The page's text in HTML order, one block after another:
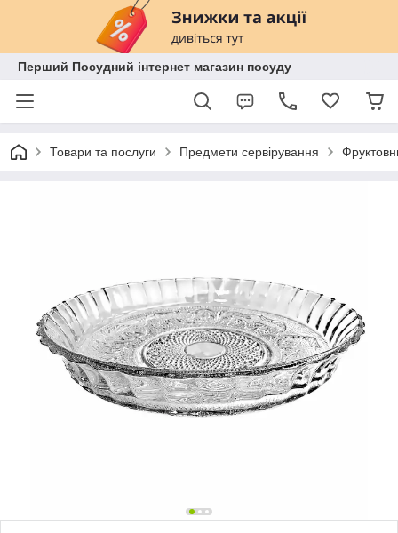
Перший Посудний інтернет магазин посуду
Товари та послуги Предмети сервірування